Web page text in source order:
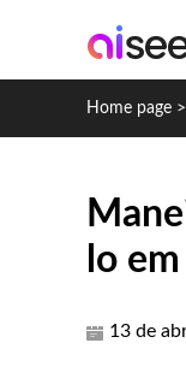
Home page >
lo
13 de